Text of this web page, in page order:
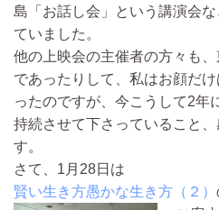
島「お話し会」という講演会
ていました。
他の上映会の主催者の方々も
であったりして、私はお顔だ
ったのですが、今こうして2年
持続させて下さっていること
す。
さて、1月28日は
賢い生き方愚かな生き方（２）